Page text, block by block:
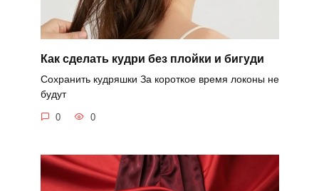
Как сделать кудри без плойки и бигуди
Сохранить кудряшки За короткое время локоны не
будут
0 0